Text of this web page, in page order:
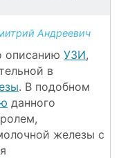
Андреевич
описанию УЗИ,
в
. В подобном
данного
железы с